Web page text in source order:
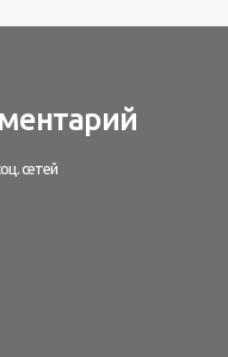
сетей